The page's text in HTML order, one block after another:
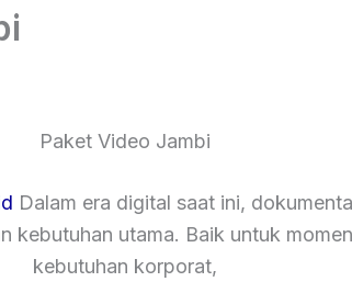
Paket Video Jambi
Dalam era digital saat ini,
kebutuhan utama. Baik untuk
kebutuhan korporat,